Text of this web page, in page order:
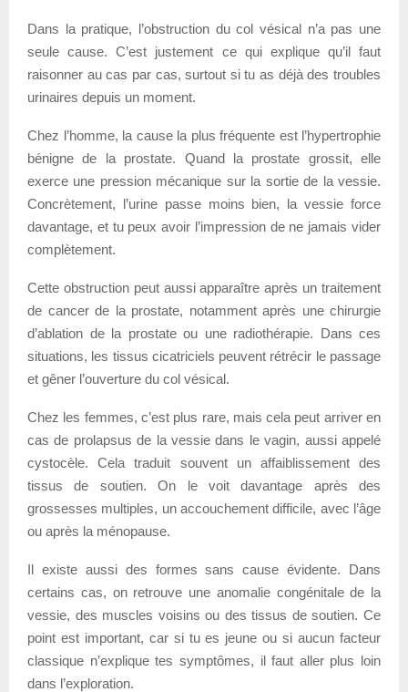
Dans la pratique, l’obstruction du col vésical n’a pas une
seule cause. C’est justement ce qui explique qu’il faut
raisonner au cas par cas, surtout si tu as déjà des troubles
urinaires depuis un moment.
Chez l’homme, la cause la plus fréquente est l’hypertrophie
bénigne de la prostate. Quand la prostate grossit, elle
exerce une pression mécanique sur la sortie de la vessie.
Concrètement, l’urine passe moins bien, la vessie force
davantage, et tu peux avoir l’impression de ne jamais vider
complètement.
Cette obstruction peut aussi apparaître après un traitement
de cancer de la prostate, notamment après une chirurgie
d’ablation de la prostate ou une radiothérapie. Dans ces
situations, les tissus cicatriciels peuvent rétrécir le passage
et gêner l’ouverture du col vésical.
Chez les femmes, c’est plus rare, mais cela peut arriver en
cas de prolapsus de la vessie dans le vagin, aussi appelé
cystocèle. Cela traduit souvent un affaiblissement des
tissus de soutien. On le voit davantage après des
grossesses multiples, un accouchement difficile, avec l’âge
ou après la ménopause.
Il existe aussi des formes sans cause évidente. Dans
certains cas, on retrouve une anomalie congénitale de la
vessie, des muscles voisins ou des tissus de soutien. Ce
point est important, car si tu es jeune ou si aucun facteur
classique n’explique tes symptômes, il faut aller plus loin
dans l’exploration.